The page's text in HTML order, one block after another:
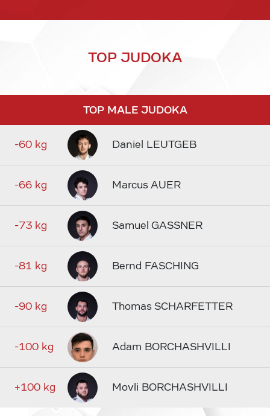
TOP JUDOKA
TOP MALE JUDOKA
-60 kg Daniel LEUTGEB
-66 kg Marcus AUER
-73 kg Samuel GASSNER
-81 kg Bernd FASCHING
-90 kg Thomas SCHARFETTER
-100 kg Adam BORCHASHVILLI
+100 kg Movli BORCHASHVILLI